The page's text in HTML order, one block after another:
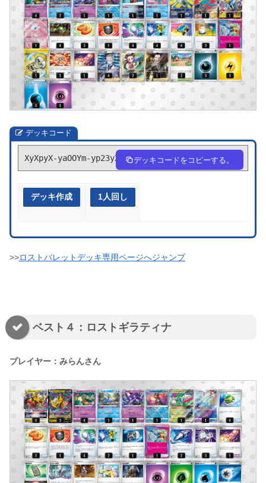
デッキコード
XyXpyX-yaOOYm-yp23yX デッキコードをコピーする。
デッキ作成 1人回し
>>ロストバレットデッキ専用ページへジャンプ
ベスト４：ロストギラティナ
プレイヤー：みらんさん